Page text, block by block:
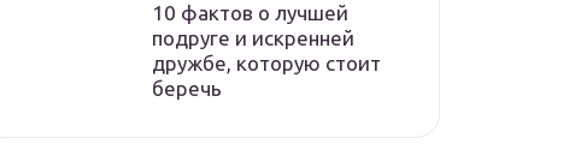
10 фактов о лучшей
подруге и искренней
дружбе, которую стоит
беречь